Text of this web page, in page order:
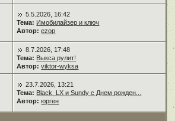
5.5.2026, 16:42
Тема: Имобилайзер и ключ
Автор: ezop
8.7.2026, 17:48
Тема: Выкса рулит!
Автор: viktor-wyksa
23.7.2026, 13:21
Тема: Black_LX и Sundy с Днем рожден...
Автор: юрген